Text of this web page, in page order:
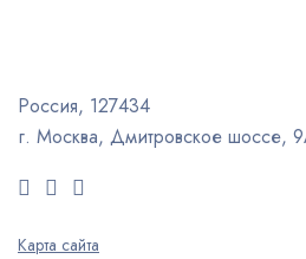
Россия, 127434
г. Москва, Дмитровское шоссе,
Карта сайта